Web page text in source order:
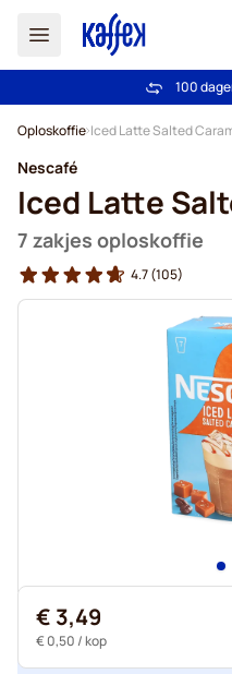
Gratis
100
Oploskoffie Iced Latte Salted
Nescafé
Iced Latte
7 zakjes oploskoffie
4.7(105)
€ 3,49
€ 0,50 / kop